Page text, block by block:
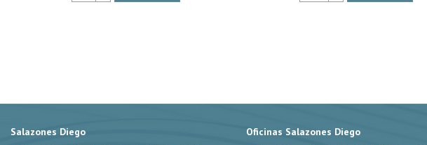
Salazones Diego
Oficinas Salazones Diego